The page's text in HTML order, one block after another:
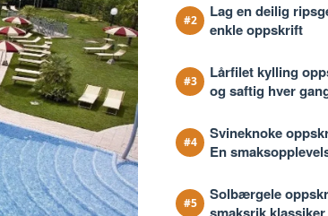
Lag en deilig
enkle oppskrift
Lårfilet kylling
og saftig hver
Svineknoke
En
Solbærgele